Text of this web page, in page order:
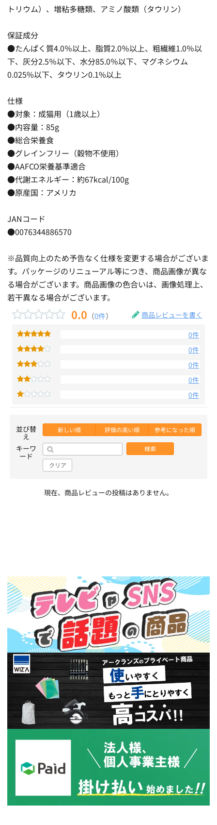
トリウム）、増粘多糖類、アミノ酸類（タウリン）
保証成分
●たんぱく質4.0％以上、脂質2.0％以上、粗繊維1.0％以
下、灰分2.5％以下、水分85.0％以下、マグネシウム
0.025%以下、タウリン0.1%以上
仕様
●対象：成猫用（1歳以上）
●内容量：85g
●総合栄養食
●グレインフリー（穀物不使用）
●AAFCO栄養基準適合
●代謝エネルギー：約67kcal/100g
●原産国：アメリカ
JANコード
●0076344886570
※品質向上のため予告なく仕様を変更する場合がございま
す。パッケージのリニューアル等につき、商品画像が異な
る場合がございます。商品画像の色合いは、画像処理上、
若干異なる場合がございます。
0.0 （0件） 商品レビューを書く
0件
0件
0件
0件
0件
並び替
え
新しい順 評価の高い順 参考になった順
キーワ
ード
検索
クリア
現在、商品レビューの投稿はありません。